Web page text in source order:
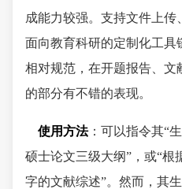
成能力较强。支持文件上
面向教育科研的定制化工具
相对规范，在开题报告、文
的部分有不错的表现。
使用方法：可以指令其“
硕士论文三级大纲”，或“根
字的文献综述”。然而，其